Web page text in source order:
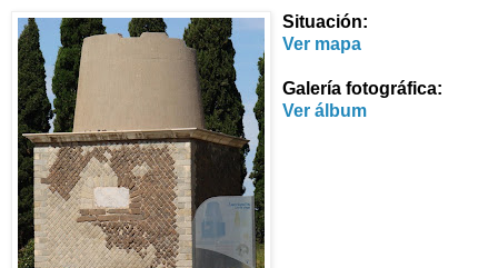
Situación:
Ver mapa
Galería fotográfica:
Ver álbum